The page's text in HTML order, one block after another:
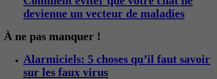
devienne un vecteur de maladies
À ne pas manquer !
Alarmiciels: 5 choses qu’il faut savoir
sur les faux virus